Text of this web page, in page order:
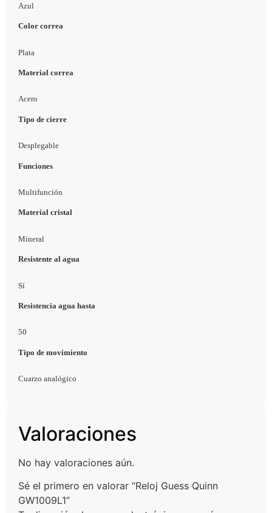
Azul
Color correa
Plata
Material correa
Acero
Tipo de cierre
Desplegable
Funciones
Multifunción
Material cristal
Mineral
Resistente al agua
Sí
Resistencia agua hasta
50
Tipo de movimiento
Cuarzo analógico
Valoraciones
No hay valoraciones aún.
Sé el primero en valorar “Reloj Guess Quinn
GW1009L1”